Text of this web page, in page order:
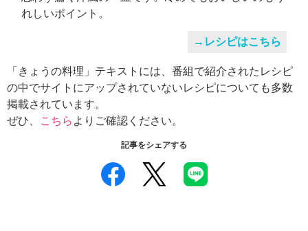
れしいポイント。
→レシピはこちら
「きょうの料理」テキストには、番組で紹介されたレシピ
の中でサイトにアップされていないレシピについても多数
掲載されています。
ぜひ、
こちら よりご確認ください。
記事をシェアする